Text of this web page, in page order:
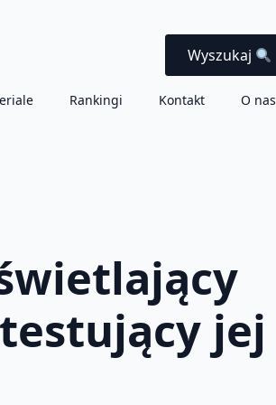
Wyszukaj
Rankingi Kontakt O nas
jej